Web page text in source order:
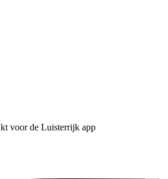
voor de Luisterrijk app